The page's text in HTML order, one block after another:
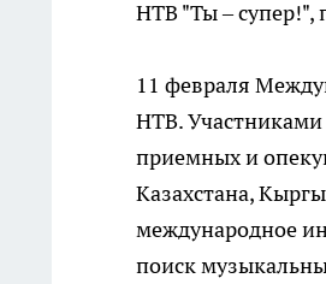
НТВ "Ты –
11 февраля
НТВ. Участниками
приемных и
Казахстана,
международное
поиск